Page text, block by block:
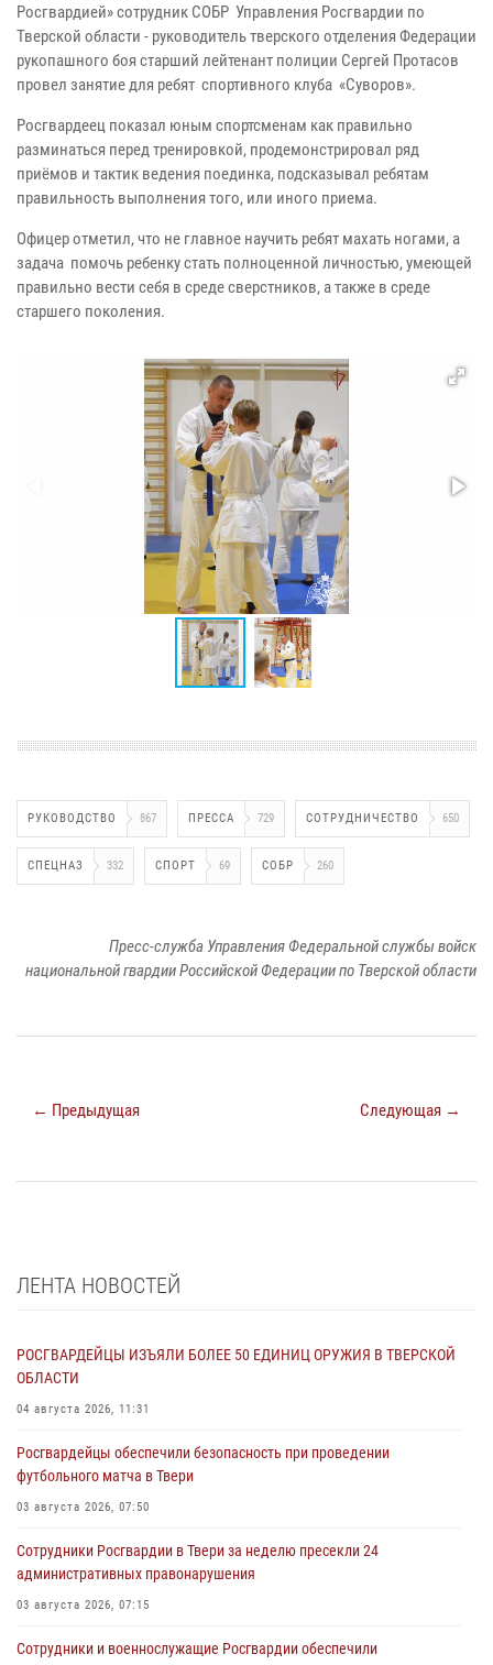
Росгвардией» сотрудник СОБР Управления Росгвардии по
Тверской области - руководитель тверского отделения Федерации
рукопашного боя старший лейтенант полиции Сергей Протасов
провел занятие для ребят спортивного клуба «Суворов».
Росгвардеец показал юным спортсменам как правильно
разминаться перед тренировкой, продемонстрировал ряд
приёмов и тактик ведения поединка, подсказывал ребятам
правильность выполнения того, или иного приема.
Офицер отметил, что не главное научить ребят махать ногами, а
задача помочь ребенку стать полноценной личностью, умеющей
правильно вести себя в среде сверстников, а также в среде
старшего поколения.
РУКОВОДСТВО 867 ПРЕССА 729 СОТРУДНИЧЕСТВО 650
СПЕЦНАЗ 332 СПОРТ 69 СОБР 260
Пресс-служба Управления Федеральной службы войск
национальной гвардии Российской Федерации по Тверской области
← Предыдущая Следующая →
ЛЕНТА НОВОСТЕЙ
РОСГВАРДЕЙЦЫ ИЗЪЯЛИ БОЛЕЕ 50 ЕДИНИЦ ОРУЖИЯ В ТВЕРСКОЙ
ОБЛАСТИ
04 августа 2026, 11:31
Росгвардейцы обеспечили безопасность при проведении
футбольного матча в Твери
03 августа 2026, 07:50
Сотрудники Росгвардии в Твери за неделю пресекли 24
административных правонарушения
03 августа 2026, 07:15
Сотрудники и военнослужащие Росгвардии обеспечили